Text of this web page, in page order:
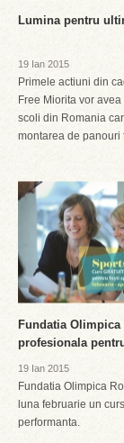
Lumina pentru
19 Ian 2015
Primele actiuni din
Free Miorita vor
scoli din Romania
montarea de panouri
Fundatia
profesionala
19 Ian 2015
Fundatia Olimpica
luna februarie un
performanta.